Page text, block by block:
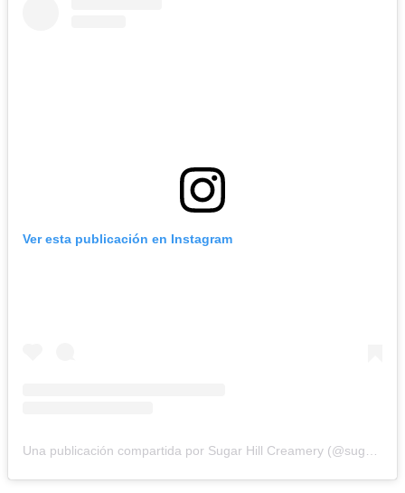
Ver esta publicación en Instagram